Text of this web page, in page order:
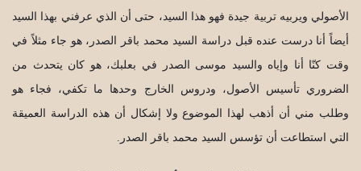
الأصولي ويربيه تربية جيدة فهو هذا السيد، حتى أن الذي عرفني بهذا السيد
أيضاً أنا درست عنده قبل دراسة السيد محمد باقر الصدر، هو جاء مثلاً في
وقت كنّا أنا وإياه والسيد موسى الصدر في بعلبك، هو كان يتحدث من
الضروري تأسيس الأصول، ودروس الخارج وحدها ما تكفي، فجاء هو
وطلب مني أن أذهب لهذا الموضوع ولا إشكال أن هذه الدراسة العميقة
التي استطاعت أن تؤسس السيد محمد باقر الصدر.